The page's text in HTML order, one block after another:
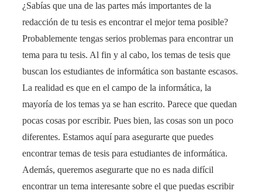
¿Sabías que una de las partes más importantes de la
redacción de tu tesis es encontrar el mejor tema posible?
Probablemente tengas serios problemas para encontrar un
tema para tu tesis. Al fin y al cabo, los temas de tesis que
buscan los estudiantes de informática son bastante escasos.
La realidad es que en el campo de la informática, la
mayoría de los temas ya se han escrito. Parece que quedan
pocas cosas por escribir. Pues bien, las cosas son un poco
diferentes. Estamos aquí para asegurarte que puedes
encontrar temas de tesis para estudiantes de informática.
Además, queremos asegurarte que no es nada difícil
encontrar un tema interesante sobre el que puedas escribir